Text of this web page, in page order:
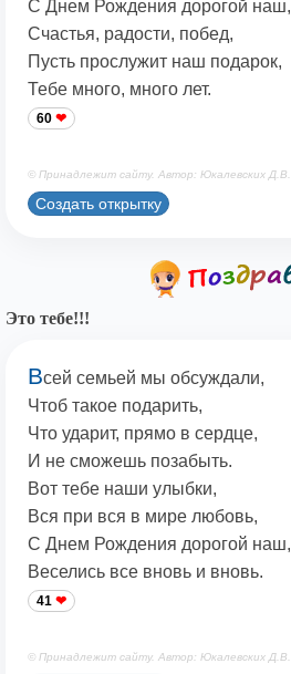
С Днем Рождения дорогой наш,
Счастья, радости, побед,
Пусть прослужит наш подарок,
Тебе много, много лет.
60
© Принадлежит сайту. Автор: Юкалевских Д.В.
Создать открытку
Это тебе!!!
Всей семьей мы обсуждали,
Чтоб такое подарить,
Что ударит, прямо в сердце,
И не сможешь позабыть.
Вот тебе наши улыбки,
Вся при вся в мире любовь,
С Днем Рождения дорогой наш,
Веселись все вновь и вновь.
41
© Принадлежит сайту. Автор: Юкалевских Д.В.